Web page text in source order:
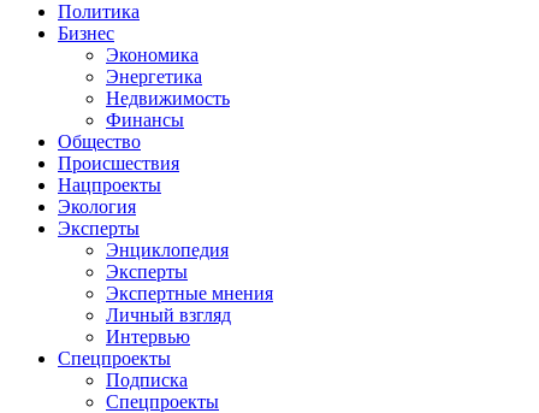
Политика
Бизнес
Экономика
Энергетика
Недвижимость
Финансы
Общество
Происшествия
Нацпроекты
Экология
Эксперты
Энциклопедия
Эксперты
Экспертные мнения
Личный взгляд
Интервью
Спецпроекты
Подписка
Спецпроекты